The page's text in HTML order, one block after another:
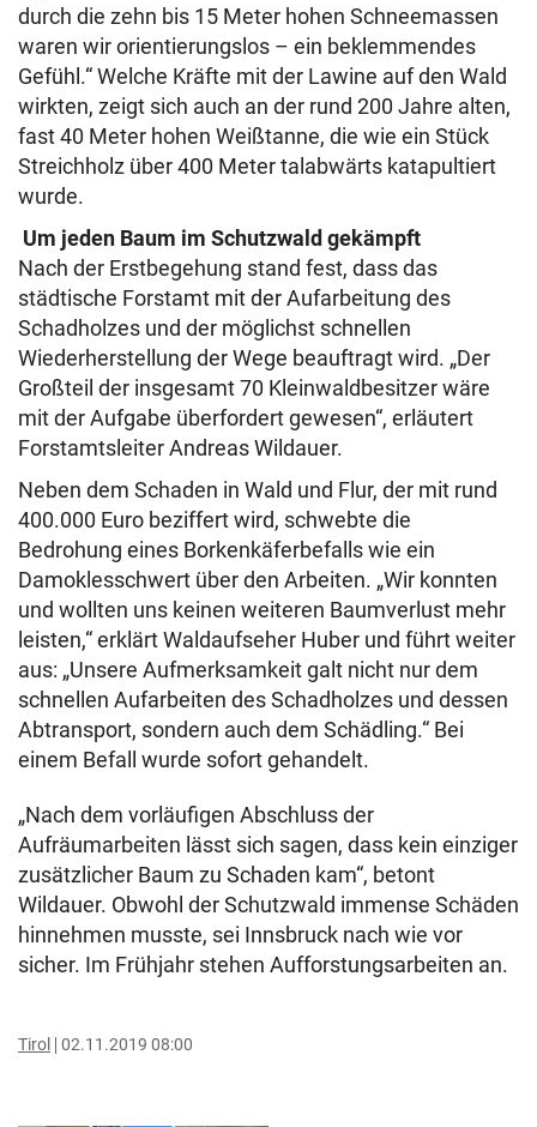
durch die zehn bis 15 Meter hohen Schneemassen
waren wir orientierungslos – ein beklemmendes
Gefühl.“ Welche Kräfte mit der Lawine auf den Wald
wirkten, zeigt sich auch an der rund 200 Jahre alten,
fast 40 Meter hohen Weißtanne, die wie ein Stück
Streichholz über 400 Meter talabwärts katapultiert
wurde.
Um jeden Baum im Schutzwald gekämpft
Nach der Erstbegehung stand fest, dass das
städtische Forstamt mit der Aufarbeitung des
Schadholzes und der möglichst schnellen
Wiederherstellung der Wege beauftragt wird. „Der
Großteil der insgesamt 70 Kleinwaldbesitzer wäre
mit der Aufgabe überfordert gewesen“, erläutert
Forstamtsleiter Andreas Wildauer.
Neben dem Schaden in Wald und Flur, der mit rund
400.000 Euro beziffert wird, schwebte die
Bedrohung eines Borkenkäferbefalls wie ein
Damoklesschwert über den Arbeiten. „Wir konnten
und wollten uns keinen weiteren Baumverlust mehr
leisten,“ erklärt Waldaufseher Huber und führt weiter
aus: „Unsere Aufmerksamkeit galt nicht nur dem
schnellen Aufarbeiten des Schadholzes und dessen
Abtransport, sondern auch dem Schädling.“ Bei
einem Befall wurde sofort gehandelt.
„Nach dem vorläufigen Abschluss der
Aufräumarbeiten lässt sich sagen, dass kein einziger
zusätzlicher Baum zu Schaden kam“, betont
Wildauer. Obwohl der Schutzwald immense Schäden
hinnehmen musste, sei Innsbruck nach wie vor
sicher. Im Frühjahr stehen Aufforstungsarbeiten an.
Tirol 02.11.2019 08:00